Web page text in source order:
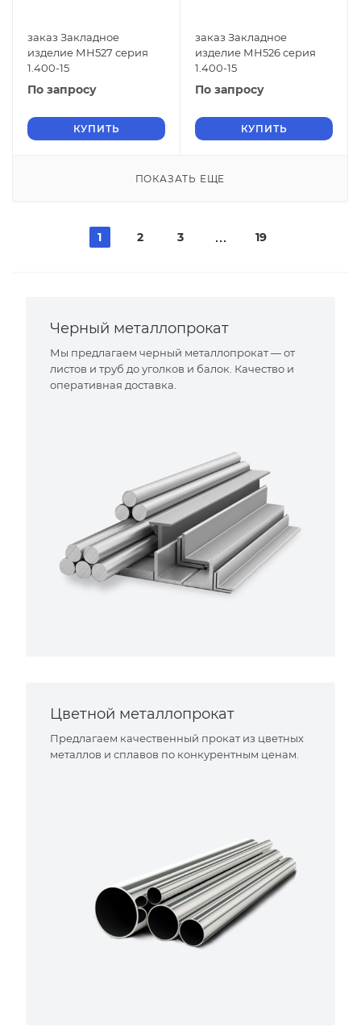
заказ Закладное
изделие МН527 серия
1.400-15
По запросу
КУПИТЬ
заказ Закладное
изделие МН526 серия
1.400-15
По запросу
КУПИТЬ
ПОКАЗАТЬ ЕЩЕ
1 2 3 19
Черный металлопрокат
Мы предлагаем черный металлопрокат — от
листов и труб до уголков и балок. Качество и
оперативная доставка.
Цветной металлопрокат
Предлагаем качественный прокат из цветных
металлов и сплавов по конкурентным ценам.